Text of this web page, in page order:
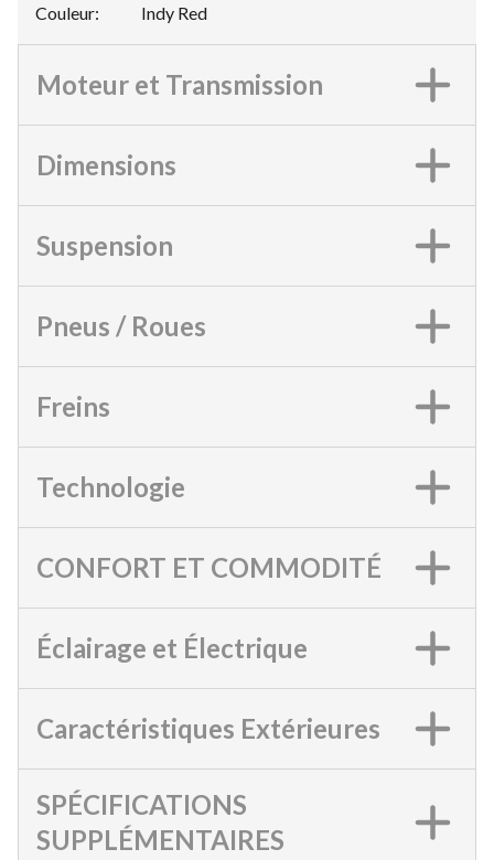
Couleur: Indy Red
Moteur et Transmission
Dimensions
Suspension
Pneus / Roues
Freins
Technologie
CONFORT ET COMMODITÉ
Éclairage et Électrique
Caractéristiques Extérieures
SPÉCIFICATIONS
SUPPLÉMENTAIRES